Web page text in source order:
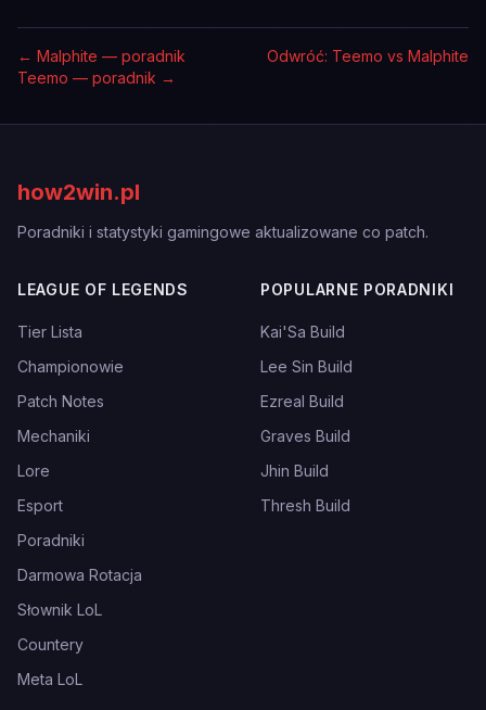
← Malphite — poradnik
Odwróć: Teemo vs Malphite
Teemo — poradnik →
how2win.pl
Poradniki i statystyki gamingowe aktualizowane co patch.
LEAGUE OF LEGENDS
Tier Lista
Championowie
Patch Notes
Mechaniki
Lore
Esport
Poradniki
Darmowa Rotacja
Słownik LoL
Countery
Meta LoL
POPULARNE PORADNIKI
Kai'Sa Build
Lee Sin Build
Ezreal Build
Graves Build
Jhin Build
Thresh Build